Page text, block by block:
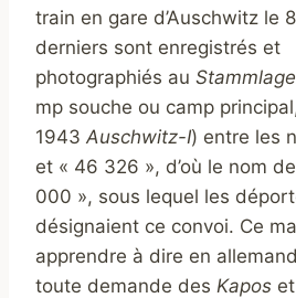
train en gare d’Auschwitz le
derniers sont enregistrés et
photographiés au
mp souche ou camp
1943 Auschwitz-I) entre les
et « 46 326 », d’où le nom
000 », sous lequel les
désignaient ce convoi. Ce
apprendre à dire en
toute demande des Kapos